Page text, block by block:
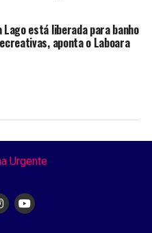
Lago está liberada para banho
aponta o Laboara